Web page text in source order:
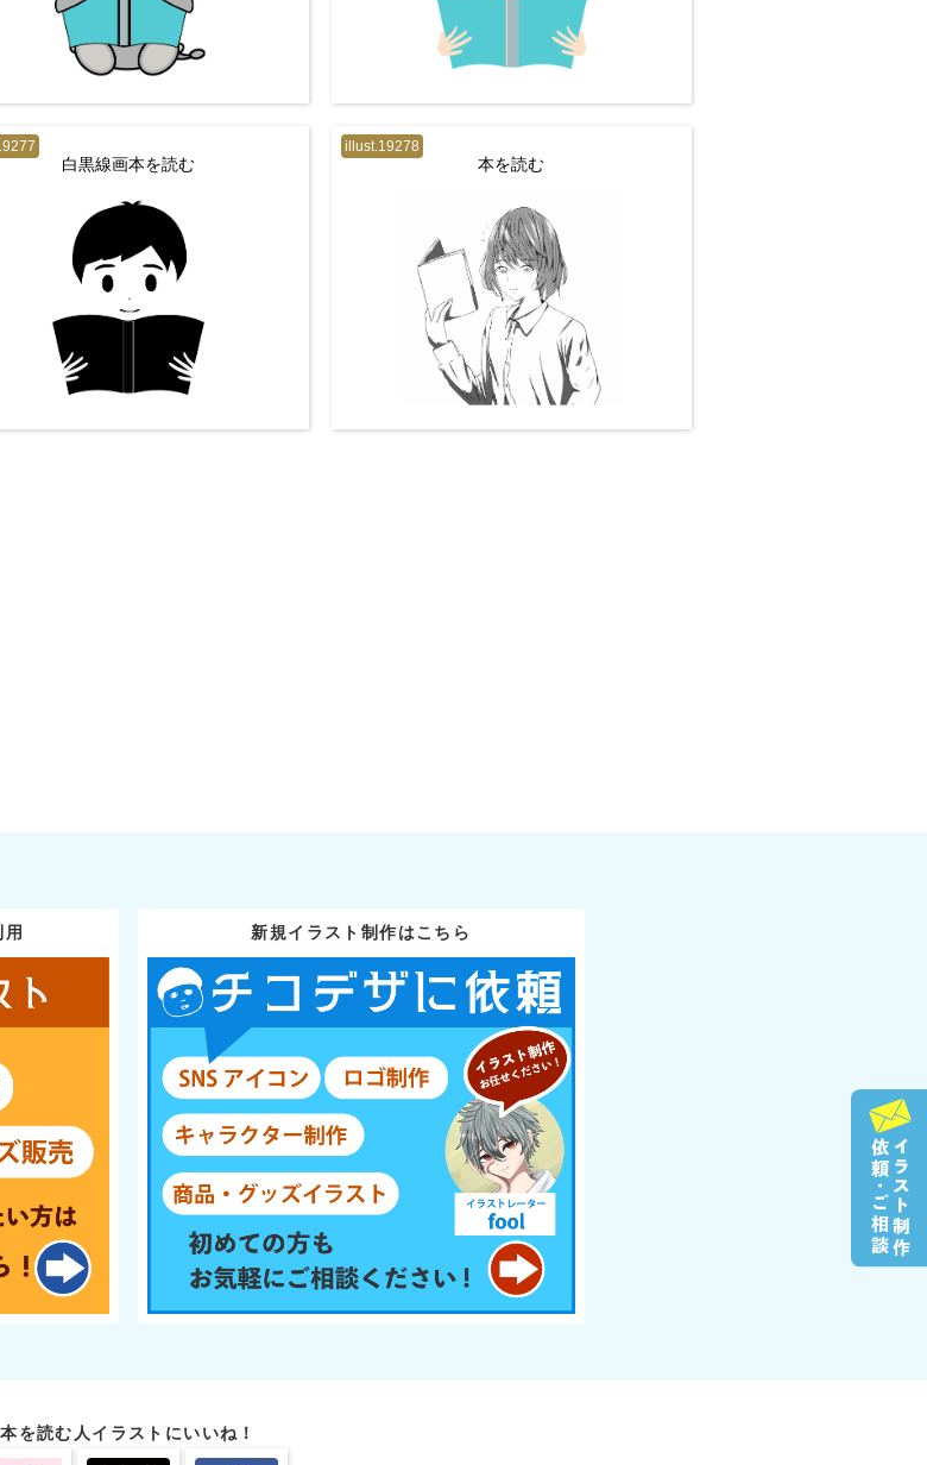
白黒線画本を読む
illust.19278
本を読む
新規イラスト制作はこちら
本を読む人イラストにいいね！